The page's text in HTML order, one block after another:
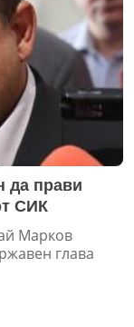
да прави
СИК
Марков
глава